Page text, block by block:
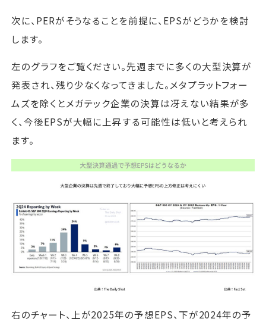
次に、PERがそうなることを前提に、EPSがどうかを検討
します。
左のグラフをご覧ください。先週までに多くの大型決算が
発表され、残り少なくなってきました。メタプラットフォー
ムズを除くとメガテック企業の決算は冴えない結果が多
く、今後EPSが大幅に上昇する可能性は低いと考えられ
ます。
右のチャート、上が2025年の予想EPS、下が2024年の予